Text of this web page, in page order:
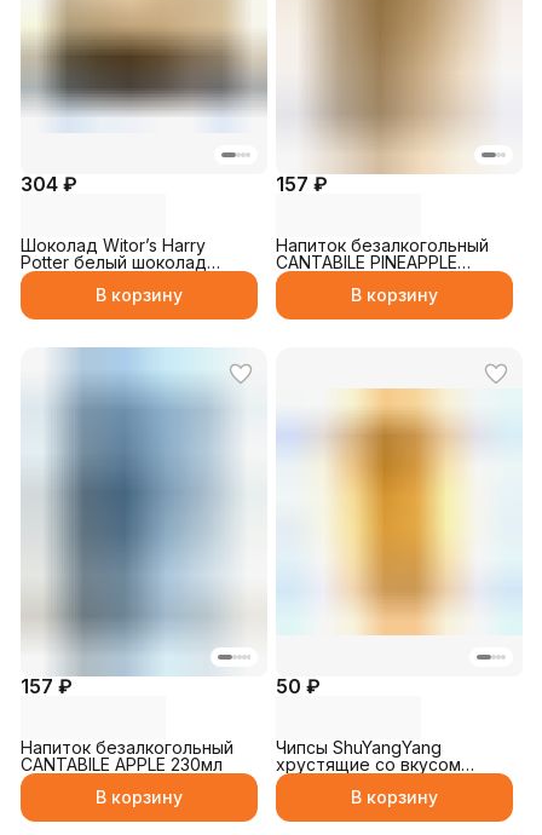
304 ₽
Шоколад Witor’s Harry
Potter белый шоколад
печенье 40гр
В корзину
157 ₽
Напиток безалкогольный
CANTABILE PINEAPPLE
230мл
В корзину
157 ₽
Напиток безалкогольный
CANTABILE APPLE 230мл
В корзину
50 ₽
Чипсы ShuYangYang
хрустящие со вкусом
барбекю 33гр
В корзину